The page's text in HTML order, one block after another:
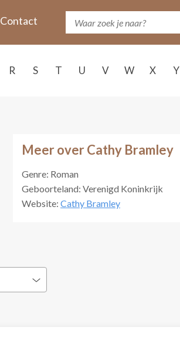
Contact
R S T U V W X Y
Meer over Cathy Bramley
Genre: Roman
Geboorteland: Verenigd Koninkrijk
Website: Cathy Bramley